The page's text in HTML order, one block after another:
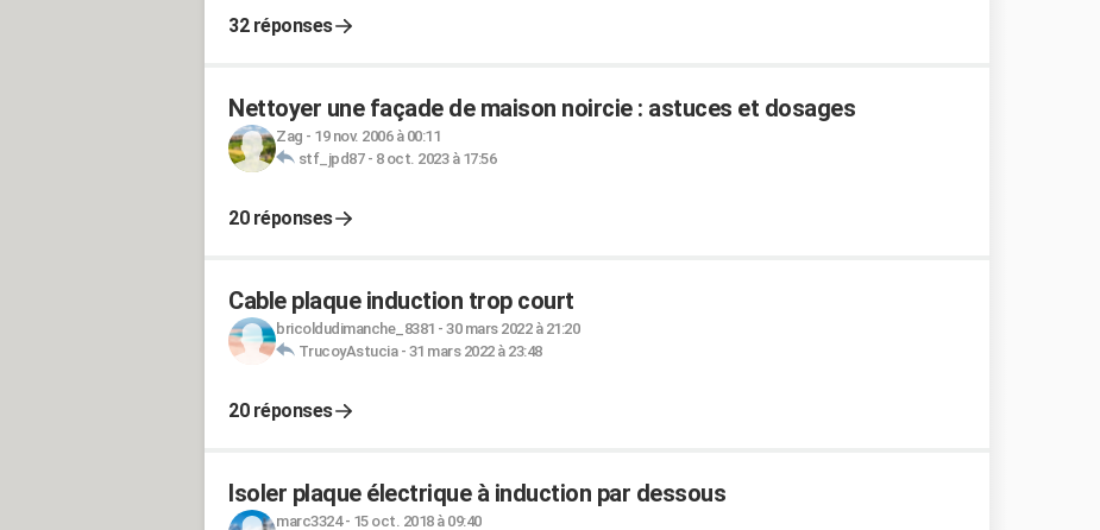
32 réponses
Nettoyer une façade de maison noircie : astuces et dosages
Zag - 19 nov. 2006 à 00:11
stf_jpd87- 8 oct. 2023 à 17:56
20 réponses
Cable plaque induction trop court
bricoldudimanche_8381 - 30 mars 2022 à 21:20
TrucoyAstucia- 31 mars 2022 à 23:48
20 réponses
Isoler plaque électrique à induction par dessous
marc3324- 15 oct. 2018 à 09:40